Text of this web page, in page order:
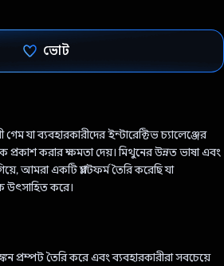
ভোট
গেম যা ব্যবহারকারীদের ইন্টারেক্টিভ চ্যালেঞ্জের
প্রকাশ করার ক্ষমতা দেয়। মিথুনের উন্নত ভাষা এবং
আমরা একটি প্ল্যাটফর্ম তৈরি করেছি যা
উৎসাহিত করে।
প্রম্পট তৈরি করে এবং ব্যবহারকারীরা সবচেয়ে